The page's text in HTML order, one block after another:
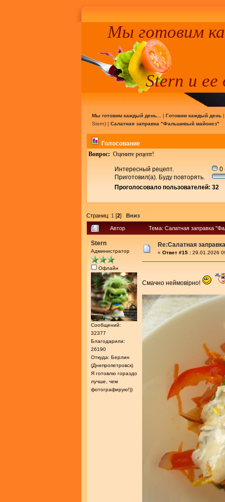
Мы готовим
Stern и ее
Мы готовим каждый день... | Готовим каждый день
Stern) | Салатная заправка "Фальшивый майонез"
Голосование
Вопрос: Оцените рецепт!
Интересный рецепт.
0
Приготовил(а). Буду повторять.
Проголосовало пользователей: 32
Страниц: 1 [2] Вниз
Автор Тема: Салатная заправка
Stern
Администратор
Офлайн
Сообщений:
32377
Благодарили:
26190
Откуда: Берлин
(Днепропетровск)
Я готовлю гораздо
лучше, чем
фотографирую!))
Re:Салатная
« Ответ #15 : 29.01.2026
Смачно неймовiрно!